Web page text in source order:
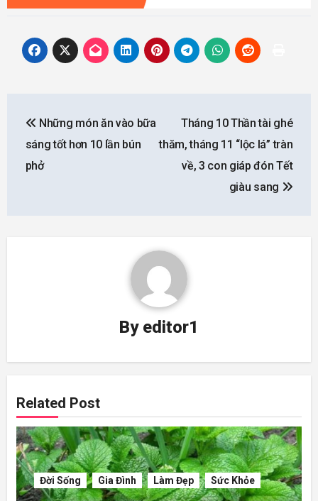
navigation
Những món ăn vào bữa
sáng tốt hơn 10 lần bún
phở
Tháng 10 Thần tài ghé
thăm, tháng 11 “lộc lá” tràn
về, 3 con giáp đón Tết
giàu sang
By editor1
Related Post
Đời Sống Gia Đình Làm Đẹp Sức Khỏe